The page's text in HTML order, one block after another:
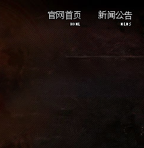
重点新闻
游戏公告
活动资讯